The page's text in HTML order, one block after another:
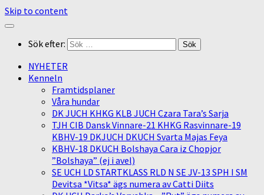
Skip to content
Sök efter:
NYHETER
Kenneln
Framtidsplaner
Våra hundar
DK JUCH KHKG KLB JUCH Czara Tara’s Sarja
TJH CIB Dansk Vinnare-21 KHKG Rasvinnare-19
KBHV-19 DKJUCH DKUCH Svarta Majas Feya
KBHV-18 DKUCH Bolshaya Cara iz Chopjor
”Bolshaya” (ej i avel)
SE UCH LD STARTKLASS RLD N SE JV-13 SPH I SM
Devitsa *Vitsa* ägs numera av Catti Diits